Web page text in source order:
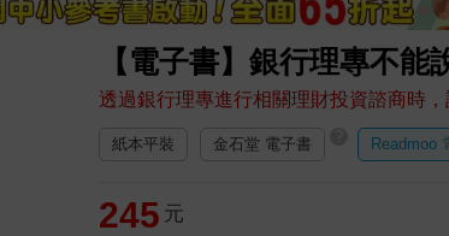
【電子書】銀行理專不能
透過銀行理專進行相關理財投資諮商時
紙本平裝 金石堂 電子書 Readmoo
245 元